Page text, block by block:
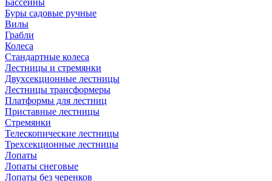
Бассейны
Буры садовые ручные
Вилы
Грабли
Колеса
Стандартные колеса
Лестницы и стремянки
Двухсекционные лестницы
Лестницы трансформеры
Платформы для лестниц
Приставные лестницы
Стремянки
Телескопические лестницы
Трехсекционные лестницы
Лопаты
Лопаты снеговые
Лопаты без черенков